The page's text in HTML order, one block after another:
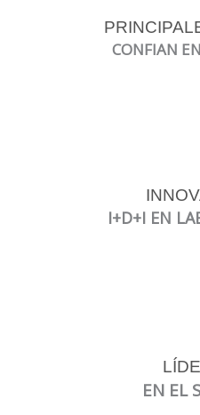
CONFIAN
I+D+I EN
EN EL